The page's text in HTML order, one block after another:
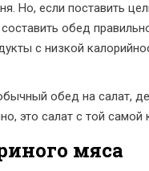
Но, если поставить
обед
с низкой
обед на салат,
это салат с той самой
мяса